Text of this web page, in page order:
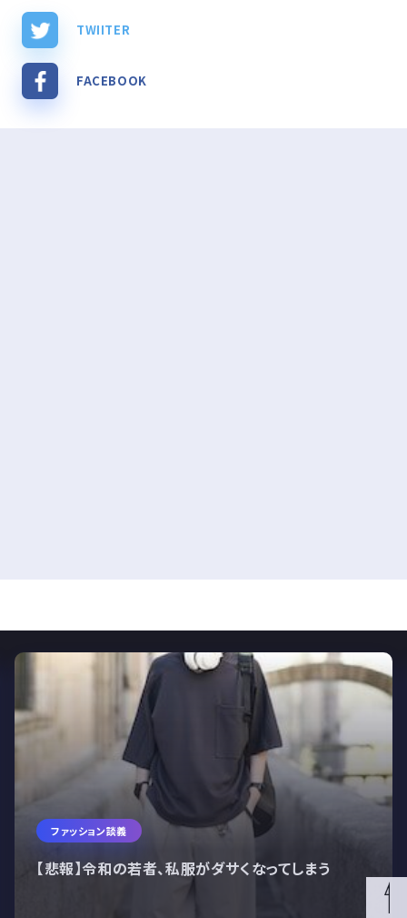
TWIITER
FACEBOOK
ファッション談義
【悲報】令和の若者、私服がダサくなってしまう